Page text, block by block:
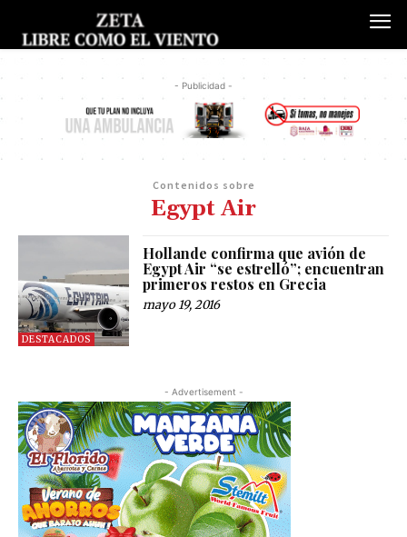
- Publicidad -
Contenidos sobre
Egypt Air
DESTACADOS
Hollande confirma que avión de
Egypt Air “se estrelló”; encuentran
primeros restos en Grecia
mayo 19, 2016
- Advertisement -